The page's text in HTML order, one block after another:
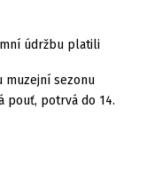
údržbu platili
muzejní sezonu
pouť, potrvá do 14.